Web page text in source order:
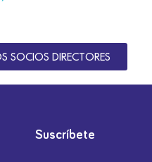
SOCIOS DIRECTORES
Suscríbete